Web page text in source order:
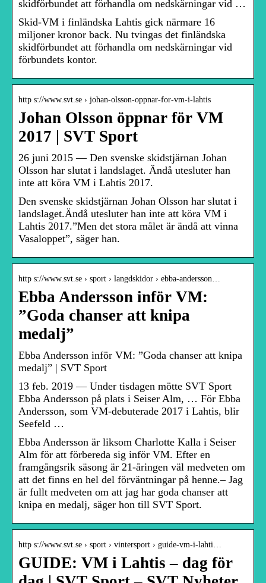
skidförbundet att förhandla om nedskärningar vid …
Skid-VM i finländska Lahtis gick närmare 16
miljoner kronor back. Nu tvingas det finländska
skidförbundet att förhandla om nedskärningar vid
förbundets kontor.
http s://www.svt.se › johan-olsson-oppnar-for-vm-i-lahtis
Johan Olsson öppnar för VM
2017 | SVT Sport
26 juni 2015 — Den svenske skidstjärnan Johan
Olsson har slutat i landslaget. Ändå utesluter han
inte att köra VM i Lahtis 2017.
Den svenske skidstjärnan Johan Olsson har slutat i
landslaget.Ändå utesluter han inte att köra VM i
Lahtis 2017.”Men det stora målet är ändå att vinna
Vasaloppet”, säger han.
http s://www.svt.se › sport › langdskidor › ebba-andersson…
Ebba Andersson inför VM:
”Goda chanser att knipa
medalj”
Ebba Andersson inför VM: ”Goda chanser att knipa
medalj” | SVT Sport
13 feb. 2019 — Under tisdagen mötte SVT Sport
Ebba Andersson på plats i Seiser Alm, … För Ebba
Andersson, som VM-debuterade 2017 i Lahtis, blir
Seefeld …
Ebba Andersson är liksom Charlotte Kalla i Seiser
Alm för att förbereda sig inför VM. Efter en
framgångsrik säsong är 21-åringen väl medveten om
att det finns en hel del förväntningar på henne.– Jag
är fullt medveten om att jag har goda chanser att
knipa en medalj, säger hon till SVT Sport.
http s://www.svt.se › sport › vintersport › guide-vm-i-lahti…
GUIDE: VM i Lahtis – dag för